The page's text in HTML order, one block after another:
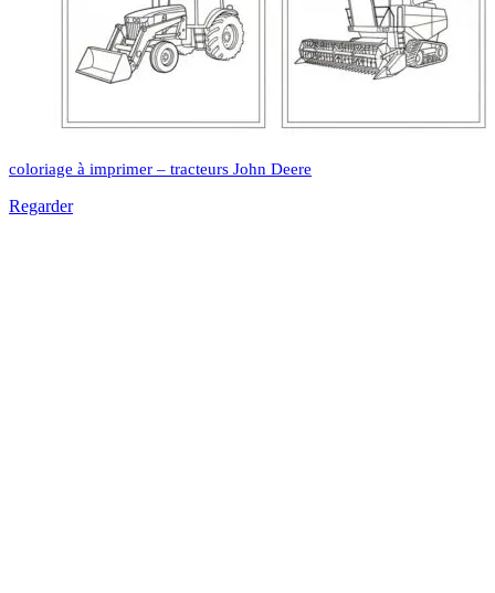
coloriage à imprimer – tracteurs John Deere
Regarder